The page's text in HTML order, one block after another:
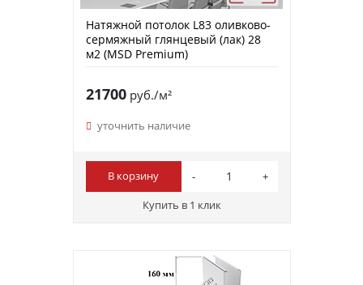
Натяжной потолок L83 оливково-
сермяжный глянцевый (лак) 28
м2 (MSD Premium)
21700руб./м²
уточнить наличие
В корзину
Купить в 1 клик